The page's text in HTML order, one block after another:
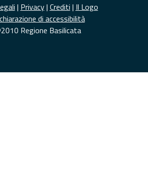
| Privacy| Crediti | Il Logo
di accessibilità
Regione Basilicata